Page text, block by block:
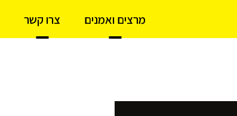
מרצים ואמנים צרו קשר